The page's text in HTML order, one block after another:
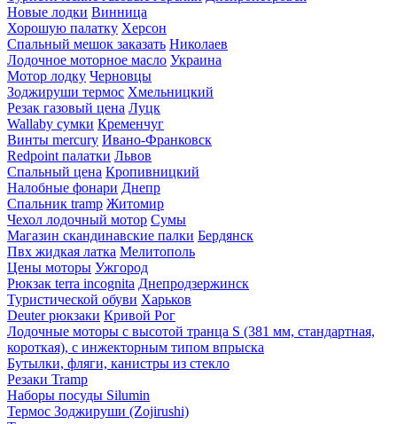
Новые лодки Винница
Хорошую палатку Херсон
Спальный мешок заказать Николаев
Лодочное моторное масло Украина
Мотор лодку Черновцы
Зоджируши термос Хмельницкий
Резак газовый цена Луцк
Wallaby сумки Кременчуг
Винты mercury Ивано-Франковск
Redpoint палатки Львов
Спальный цена Кропивницкий
Налобные фонари Днепр
Спальник tramp Житомир
Чехол лодочный мотор Сумы
Магазин скандинавские палки Бердянск
Пвх жидкая латка Мелитополь
Цены моторы Ужгород
Рюкзак terra incognita Днепродзержинск
Туристической обуви Харьков
Deuter рюкзаки Кривой Рог
Лодочные моторы с высотой транца S (381 мм, стандартная,
короткая), с инжекторным типом впрыска
Бутылки, фляги, канистры из стекло
Резаки Tramp
Наборы посуды Silumin
Термос Зоджируши (Zojirushi)